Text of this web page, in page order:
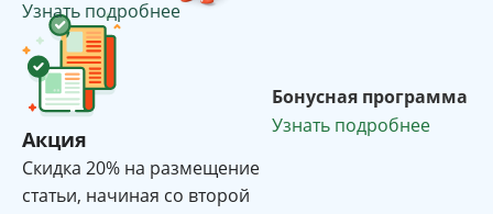
Узнать подробнее
Акция
Cкидка 20% на размещение
статьи, начиная со второй
Бонусная программа
Узнать подробнее